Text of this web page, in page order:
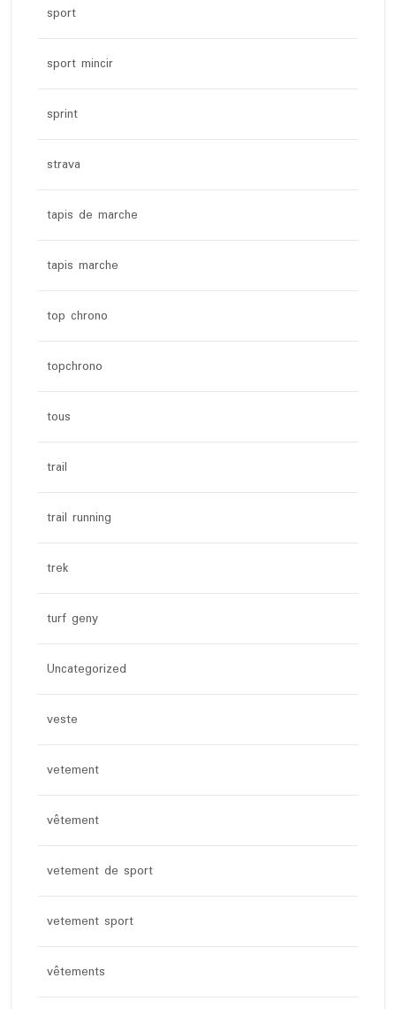
sport
sport mincir
sprint
strava
tapis de marche
tapis marche
top chrono
topchrono
tous
trail
trail running
trek
turf geny
Uncategorized
veste
vetement
vêtement
vetement de sport
vetement sport
vêtements